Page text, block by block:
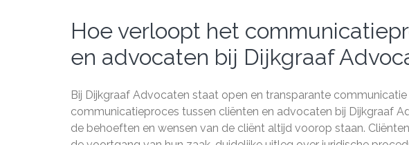
Hoe verloopt het
en advocaten bij Dijkgraaf
Bij Dijkgraaf Advocaten staat open en transparante
communicatieproces tussen cliënten en advocaten bij Dijkgraaf
de behoeften en wensen van de cliënt altijd voorop staan.